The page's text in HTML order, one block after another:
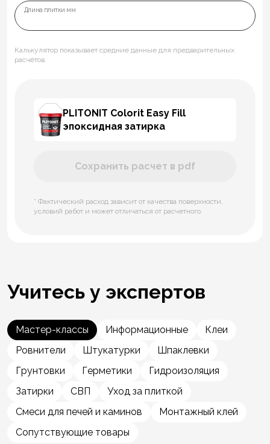
Длина плитки мм
Калькулятор показывает средние данные для предварительных
расчётов.
PLITONIT Colorit Easy Fill
эпоксидная затирка
Сохранить расчет в pdf
* Фактический расход зависит от качества поверхности,
условий работ и может отличаться от расчетного.
Учитесь у экспертов
Мастер-классы Информационные
Клеи
Ровнители
Штукатурки
Шпаклевки
Грунтовки
Герметики
Гидроизоляция
Затирки
СВП
Уход за плиткой
Смеси для печей и каминов
Монтажный клей
Сопутствующие товары